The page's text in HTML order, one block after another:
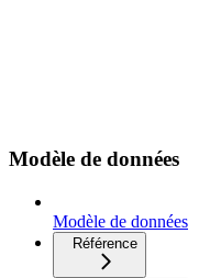
Modèle de données
Modèle de données
Référence